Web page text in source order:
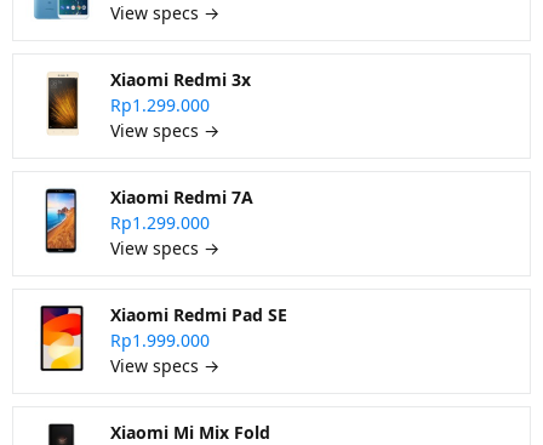
View specs →
Xiaomi Redmi 3x
Rp1.299.000
View specs →
Xiaomi Redmi 7A
Rp1.299.000
View specs →
Xiaomi Redmi Pad SE
Rp1.999.000
View specs →
Xiaomi Mi Mix Fold